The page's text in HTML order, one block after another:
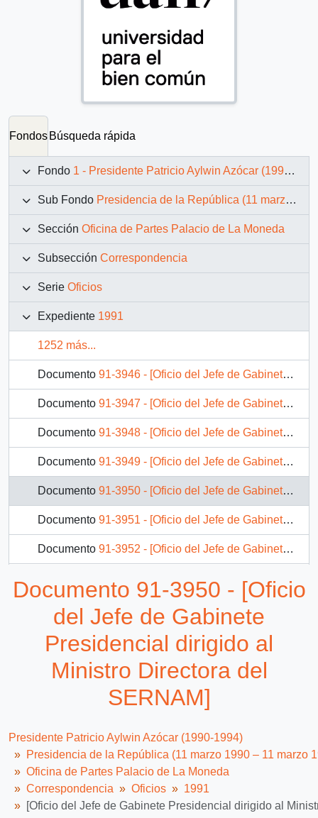
Fondos Búsqueda rápida
Fondo 1 - Presidente Patricio Aylwin Azócar (1990-1994)
Sub Fondo Presidencia de la República (11 marzo 1990 – 11 marzo 1994)
Sección Oficina de Partes Palacio de La Moneda
Subsección Correspondencia
Serie Oficios
Expediente 1991
1252 más...
Documento 91-3946 - [Oficio del Jefe de Gabinete Presidencial dirigido al Alcalde de El Bosque]
Documento 91-3947 - [Oficio del Jefe de Gabinete Presidencial dirigido al Intendente de la VII Región]
Documento 91-3948 - [Oficio del Jefe de Gabinete Presidencial dirigido al Subsecretario de Telecomunicaciones]
Documento 91-3949 - [Oficio del Jefe de Gabinete Presidencial dirigido al Secretario Regional Ministerial de Educación Pública de la V Región]
Documento 91-3950 - [Oficio del Jefe de Gabinete Presidencial dirigido al Ministro Directora del SERNAM]
Documento 91-3951 - [Oficio del Jefe de Gabinete Presidencial dirigido al Director de Recursos Humanos de CODELCO]
Documento 91-3952 - [Oficio del Jefe de Gabinete Presidencial dirigido al Gobernador Provincial de Chiloé]
91-3953 - [Oficio del Jefe de Gabinete Presidencial dirigido al Alcalde de Concepción]
Documento 91-3954 - [Oficio del Jefe de Gabinete Presidencial dirigido al Presidente del Banco del Estado de Chile]
1163 más...
Documento 91-3950 - [Oficio
del Jefe de Gabinete
Presidencial dirigido al
Ministro Directora del
SERNAM]
Presidente Patricio Aylwin Azócar (1990-1994)
Presidencia de la República (11 marzo 1990 – 11 marzo
Oficina de Partes Palacio de La Moneda
Correspondencia
Oficios
1991
[Oficio del Jefe de Gabinete Presidencial dirigido al